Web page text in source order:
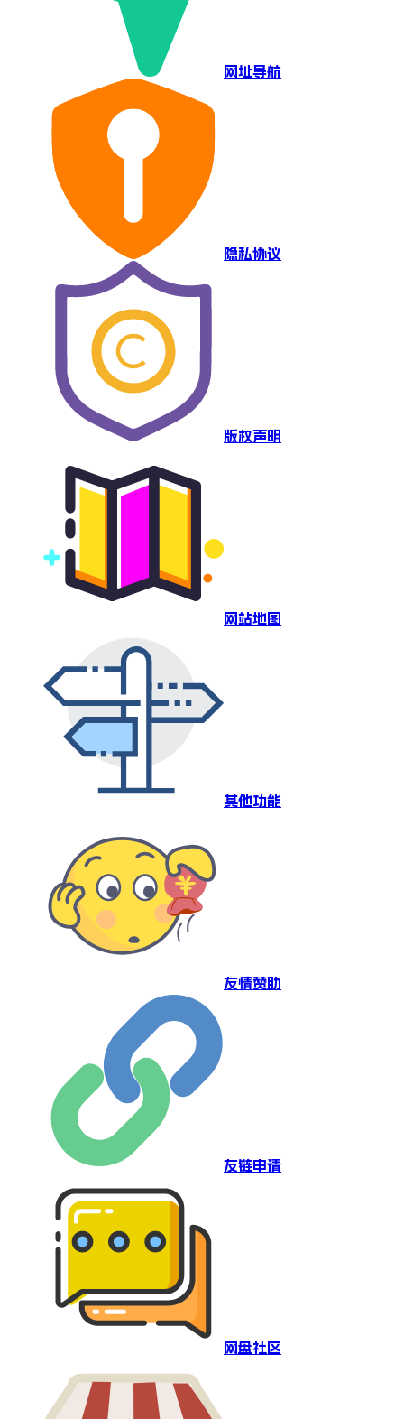
网址导航
隐私协议
版权声明
网站地图
其他功能
友情赞助
友链申请
网盘社区